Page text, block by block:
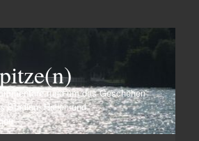
rund um das Geschehen
Stadien, Hallen und